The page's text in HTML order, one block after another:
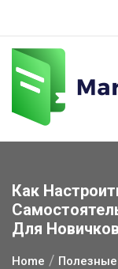
content
Как
Для Новичков
Home